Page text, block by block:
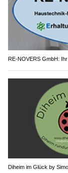
RE-NOVERS GmbH:
Diheim im Glück by